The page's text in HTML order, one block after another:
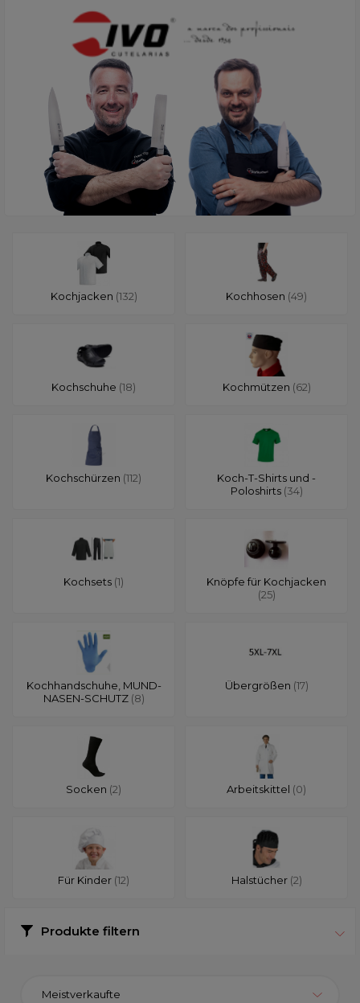
Kochjacken (132) Kochhosen (49)
Kochschuhe (18) Kochmützen (62)
Kochschürzen (112)
Koch-T-Shirts und -
Poloshirts (34)
Kochsets (1)
Knöpfe für Kochjacken
(25)
Kochhandschuhe, MUND-
NASEN-SCHUTZ (8)
Übergrößen (17)
Socken (2) Arbeitskittel (0)
Für Kinder (12) Halstücher (2)
Produkte filtern
Meistverkaufte